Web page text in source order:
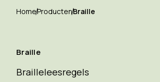
HomeProductenBraille
Braille
Brailleleesregels